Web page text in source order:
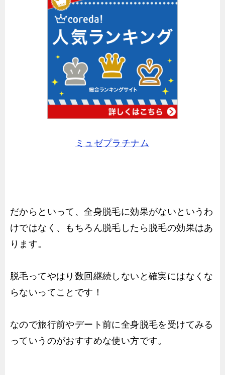
ミュゼプラチナム
だからといって、全身脱毛に効果がないというわ
けではなく、もちろん脱毛したら脱毛の効果はあ
ります。
脱毛ってやはり数回継続しないと確実にはなくな
らないってことです！
なので旅行前やデート前に全身脱毛を受けてみる
っていうのがおすすめな使い方です。